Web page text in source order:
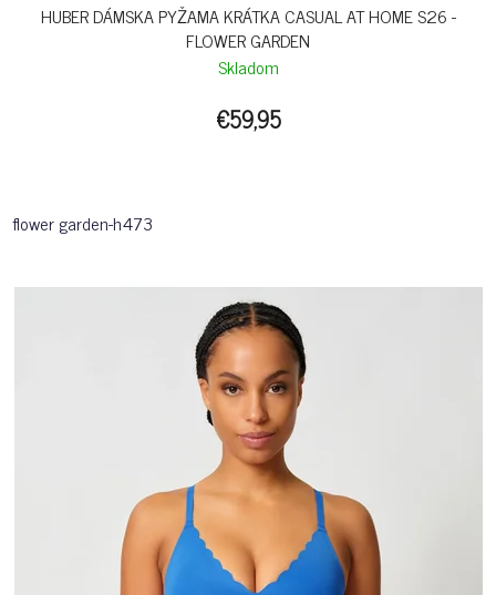
HUBER DÁMSKA PYŽAMA KRÁTKA CASUAL AT HOME S26 -
FLOWER GARDEN
Skladom
€59,95
flower garden-h473